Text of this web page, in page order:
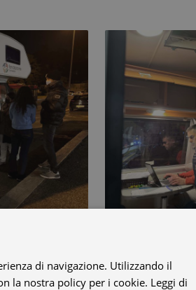
di navigazione. Utilizzando il
la nostra policy per i cookie. Leggi di